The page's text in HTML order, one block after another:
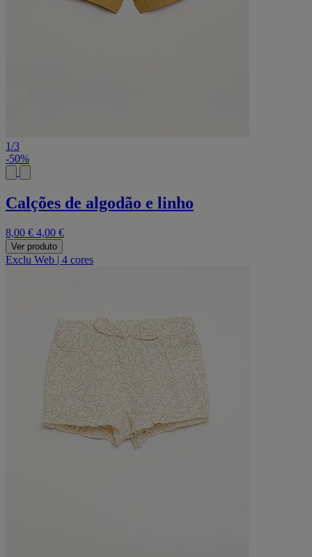
1/3
-50%
Calções de algodão e linho
8,00 € 4,00 €
Ver produto
Exclu Web | 4 cores